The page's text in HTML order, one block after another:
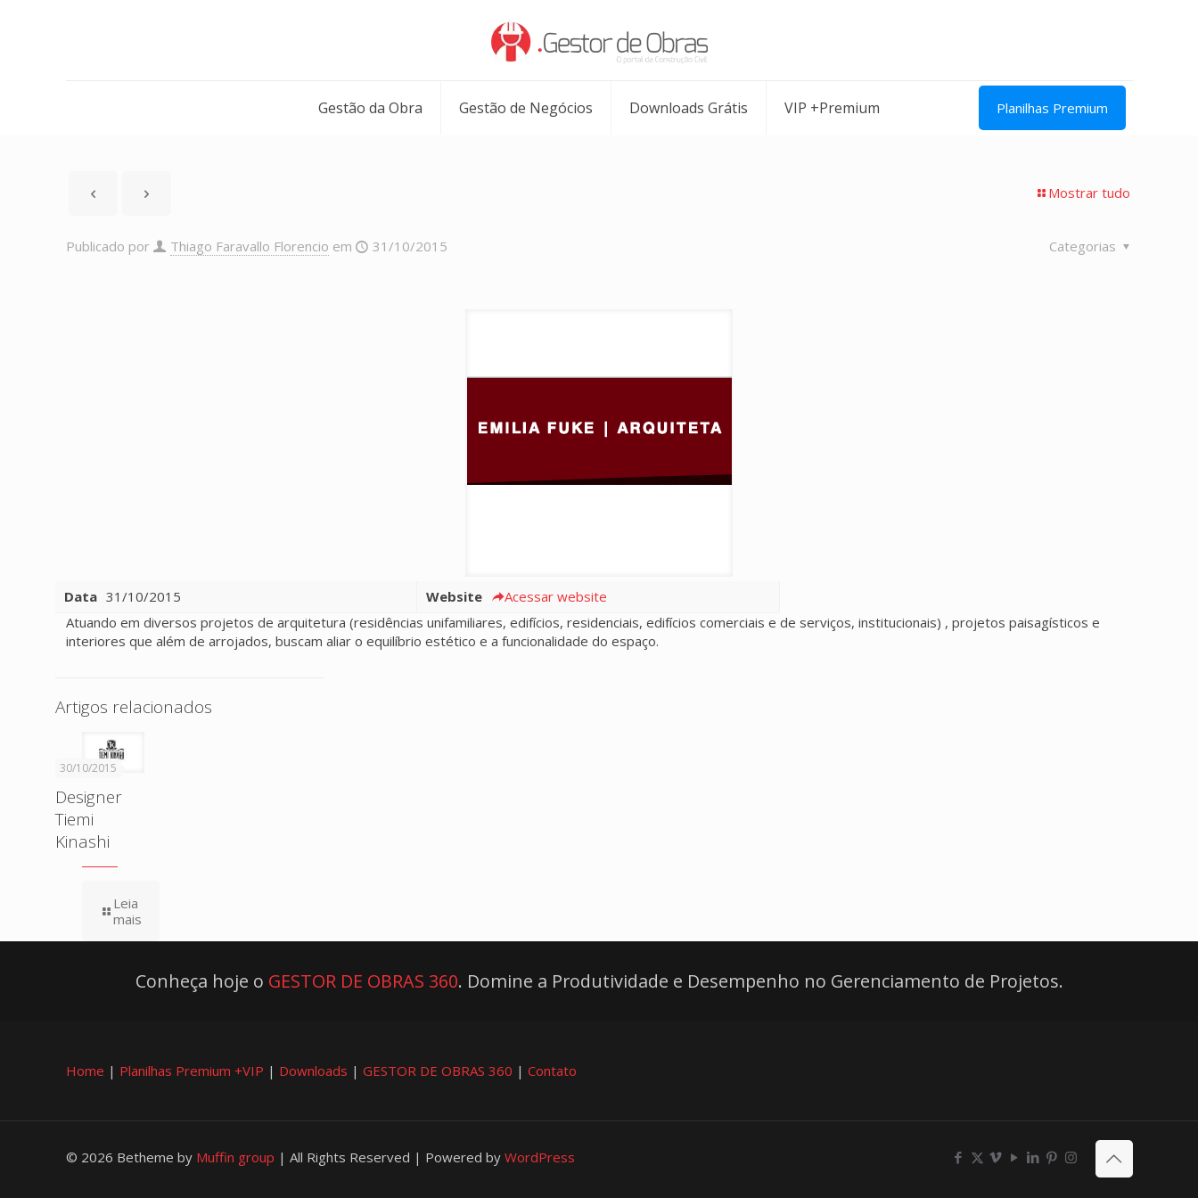
Gestão da Obra Gestão de Negócios Downloads Grátis VIP +Premium Planilhas Premium
Mostrar tudo
Publicado por Thiago Faravallo Florencio em 31/10/2015 Categorias
Data 31/10/2015 Website
Acessar website
Atuando em diversos projetos de arquitetura (residências unifamiliares, edifícios, residenciais, edifícios comerciais e de serviços, institucionais) , projetos paisagísticos e
interiores que além de arrojados, buscam aliar o equilíbrio estético e a funcionalidade do espaço.
Artigos relacionados
30/10/2015
Designer
Tiemi
Kinashi
Leia
mais
Conheça hoje o GESTOR DE OBRAS 360. Domine a Produtividade e Desempenho no Gerenciamento de Projetos.
Home | Planilhas Premium +VIP | Downloads | GESTOR DE OBRAS 360 | Contato
© 2026 Betheme by Muffin group | All Rights Reserved | Powered by WordPress